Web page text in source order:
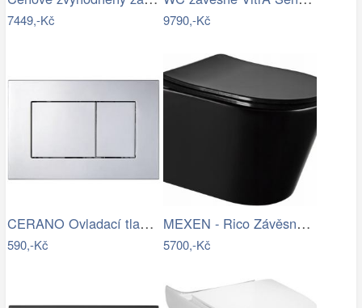
7449,-Kč 9790,-Kč
CERANO Ovladací tlačítko WC modulů Lite…
590,-Kč
MEXEN - Rico Závěsná WC mísa Rimless…
5700,-Kč